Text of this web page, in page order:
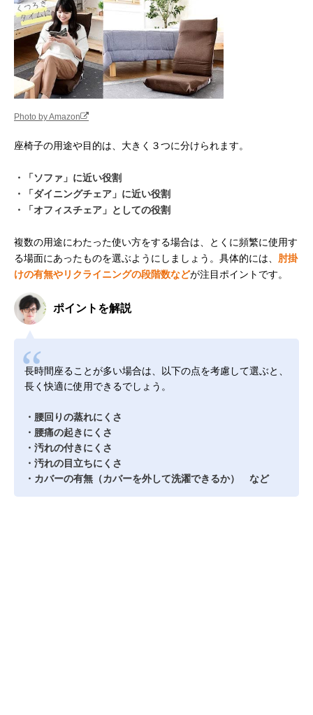
Photo by Amazon
座椅子の用途や目的は、大きく３つに分けられます。
・「ソファ」に近い役割
・「ダイニングチェア」に近い役割
・「オフィスチェア」としての役割
複数の用途にわたった使い方をする場合は、とくに頻繁に使用す
る場面にあったものを選ぶようにしましょう。具体的には、 肘掛
けの有無やリクライニングの段階数などが注目ポイントです。
ポイントを解説
長時間座ることが多い場合は、以下の点を考慮して選ぶと、
長く快適に使用できるでしょう。
・腰回りの蒸れにくさ
・腰痛の起きにくさ
・汚れの付きにくさ
・汚れの目立ちにくさ
・カバーの有無（カバーを外して洗濯できるか） など